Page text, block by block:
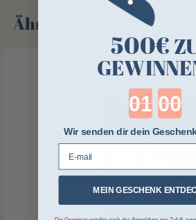
Ähnliche Produkte
500€
Wir senden dir dein
MEIN GESCHENK